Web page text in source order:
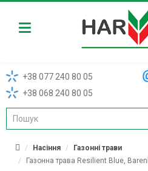
Harvest
+38 077 240 80 05
+38 068 240 80 05
Насіння
Газонні трави
Газонна трава Resilient Blue,